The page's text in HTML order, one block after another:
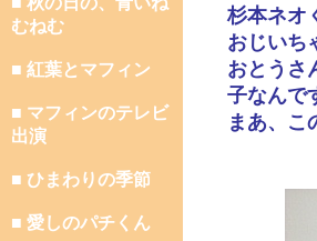
むねむ
■ 紅葉とマフィン
■ マフィンのテレビ
出演
■ ひまわりの季節
■ 愛しのパチくん
杉本ネオ
おじいち
おとうさ
子なんで
まあ、こ